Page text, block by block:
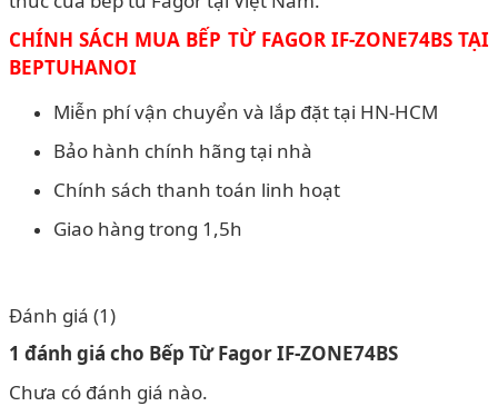
CHÍNH SÁCH MUA BẾP TỪ FAGOR IF-ZONE74BS TẠI
BEPTUHANOI
Miễn phí vận chuyển và lắp đặt tại HN-HCM
Bảo hành chính hãng tại nhà
Chính sách thanh toán linh hoạt
Giao hàng trong 1,5h
Đánh giá (1)
1 đánh giá cho Bếp Từ Fagor IF-ZONE74BS
Chưa có đánh giá nào.